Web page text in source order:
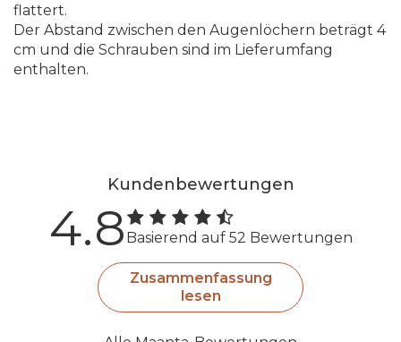
flattert.
Der Abstand zwischen den Augenlöchern beträgt 4
cm und die Schrauben sind im Lieferumfang
enthalten.
Kundenbewertungen
4.8 Basierend auf 52 Bewertungen
Zusammenfassung
lesen